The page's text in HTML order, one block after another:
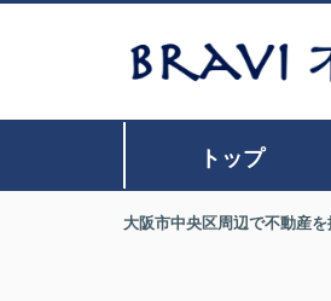
トップ
大阪市中央区周辺で不動産